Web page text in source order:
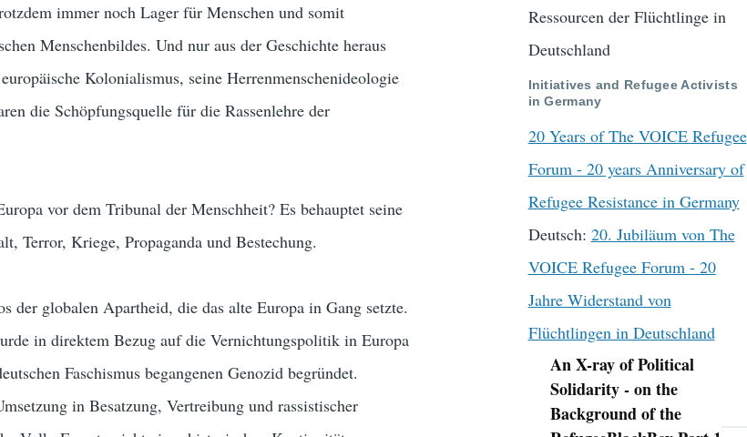
immer noch Lager für Menschen und somit
Menschenbildes. Und nur aus der Geschichte heraus
Kolonialismus, seine Herrenmenschenideologie
die Schöpfungsquelle für die Rassenlehre der
vor dem Tribunal der Menschheit? Es behauptet seine
Terror, Kriege, Propaganda und Bestechung.
der globalen Apartheid, die das alte Europa in Gang setzte.
in direktem Bezug auf die Vernichtungspolitik in Europa
Faschismus begangenen Genozid begründet.
in Besatzung, Vertreibung und rassistischer
Ressourcen der Flüchtlinge in
Deutschland
Initiatives and Refugee Activists
in Germany
20 Years of The VOICE Refugee
Forum - 20 years Anniversary of
Refugee Resistance in Germany
Deutsch: 20. Jubiläum von The
VOICE Refugee Forum - 20
Jahre Widerstand von
Flüchtlingen in Deutschland
Navigation
An X-ray of Political
Solidarity - on the
Background of the